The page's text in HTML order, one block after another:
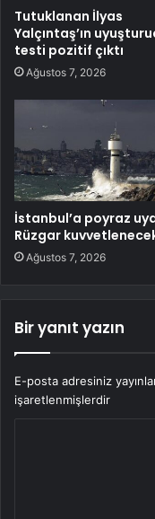
Tutuklanan İlyas
Yalçıntaş’ın
testi pozitif çıktı
Ağustos 7, 2026
İstanbul’a poyraz
Rüzgar
Ağustos 7, 2026
Bir yanıt yazın
E-posta adresiniz
işaretlenmişlerdir